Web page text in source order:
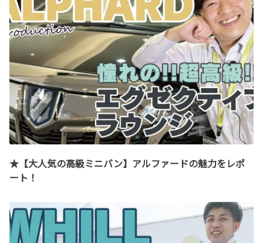
★【大人気の高級ミニバン】アルファードの魅力をレポ
ート！